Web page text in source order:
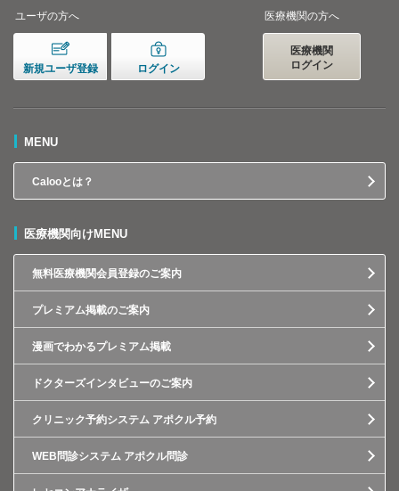
ユーザの方へ
新規ユーザ登録 ログイン
医療機関の方へ
医療機関
ログイン
MENU
Calooとは？
医療機関向けMENU
無料医療機関会員登録のご案内
プレミアム掲載のご案内
漫画でわかるプレミアム掲載
ドクターズインタビューのご案内
クリニック予約システム アポクル予約
WEB問診システム アポクル問診